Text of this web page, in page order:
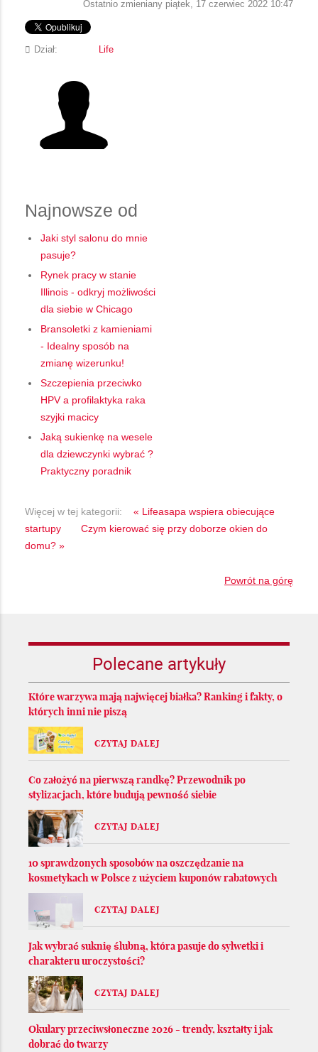
Ostatnio zmieniany piątek, 17 czerwiec 2022 10:47
Dział: Life
Najnowsze od
Jaki styl salonu do mnie
pasuje?
Rynek pracy w stanie
Illinois - odkryj możliwości
dla siebie w Chicago
Bransoletki z kamieniami
- Idealny sposób na
zmianę wizerunku!
Szczepienia przeciwko
HPV a profilaktyka raka
szyjki macicy
Jaką sukienkę na wesele
dla dziewczynki wybrać ?
Praktyczny poradnik
Więcej w tej kategorii:
« Lifeasapa wspiera obiecujące
startupy
Czym kierować się przy doborze okien do
domu? »
Powrót na górę
Polecane artykuły
Które warzywa mają najwięcej białka? Ranking i fakty, o
których inni nie piszą
CZYTAJ DALEJ
Co założyć na pierwszą randkę? Przewodnik po
stylizacjach, które budują pewność siebie
CZYTAJ DALEJ
10 sprawdzonych sposobów na oszczędzanie na
kosmetykach w Polsce z użyciem kuponów rabatowych
CZYTAJ DALEJ
Jak wybrać suknię ślubną, która pasuje do sylwetki i
charakteru uroczystości?
CZYTAJ DALEJ
Okulary przeciwsłoneczne 2026 - trendy, kształty i jak
dobrać do twarzy